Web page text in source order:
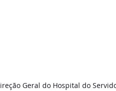
Geral do Hospital do